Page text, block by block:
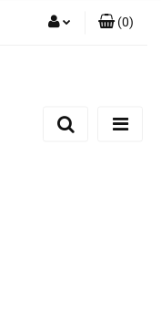
zgłoszenie
(0)